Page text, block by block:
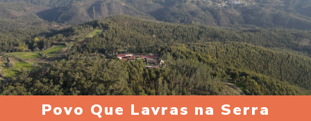
Povo Que Lavras na Serra